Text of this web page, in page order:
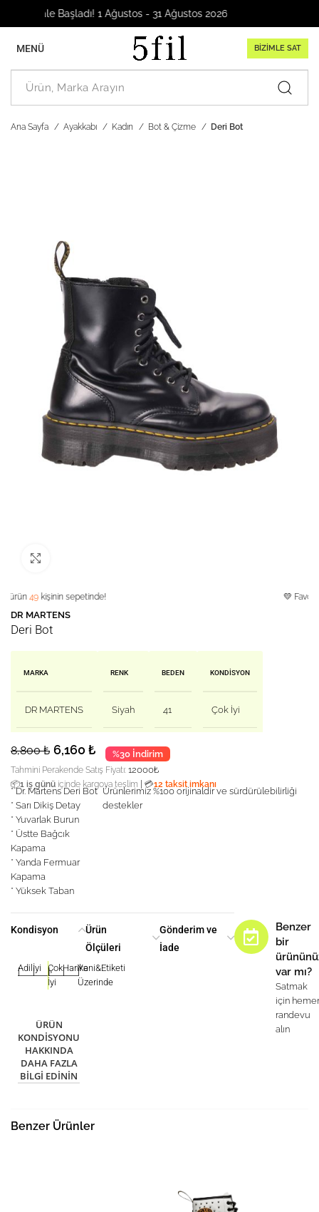
Sale Başladı! 1 Ağustos - 31 Ağustos 2026
MENÜ BİZİMLE SAT
Ana Sayfa Ayakkabı Kadın Bot & Çizme Deri Bot
49kişinin sepetinde! 💛 Favori ürün!
DR MARTENS
Deri Bot
MARKA
DR MARTENS
RENK
Siyah
BEDEN
41
KONDISYON
Çok İyi
8,800₺ 6,160 ₺ %30 İndirim
Tahmini Perakende Satış Fiyatı: 12000₺
📦1 iş günü içinde kargoya teslim 💳12 taksit imkanı
* Dr. Martens Deri Bot
* Sarı Dikiş Detay
* Yuvarlak Burun
* Üstte Bağcık
Kapama
* Yanda Fermuar
Kapama
* Yüksek Taban
Ürünlerimiz %100 orijinaldir ve sürdürülebilirliği
destekler
Kondisyon
|Adil |İyi |Çok
İyi
|Harika
|Yeni&Etiketi
Üzerinde
ÜRÜN
KONDISYONU
HAKKINDA
DAHA FAZLA
BILGI EDININ
Ürün
Ölçüleri
Gönderim ve
İade
Benzer
bir
var mı?
Satmak
için
randevu
alın
Benzer Ürünler